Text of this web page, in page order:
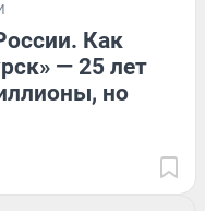
Как
— 25 лет
но